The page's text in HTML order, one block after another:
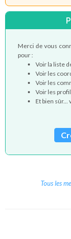
Merci de vous
pour :
Voir la liste
Voir les
Voir les
Voir les
Et bien sûr...
Tous les